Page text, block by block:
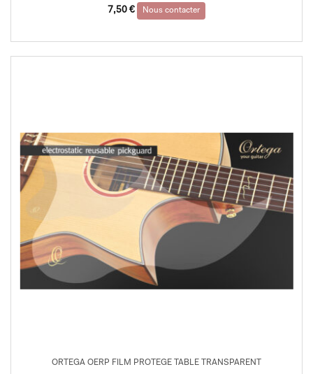
7,50 € Nous contacter
ORTEGA OERP FILM PROTEGE TABLE TRANSPARENT